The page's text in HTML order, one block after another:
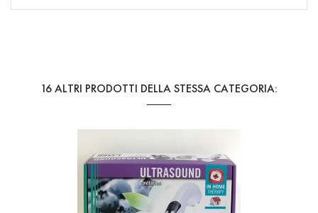
16 ALTRI PRODOTTI DELLA STESSA CATEGORIA: